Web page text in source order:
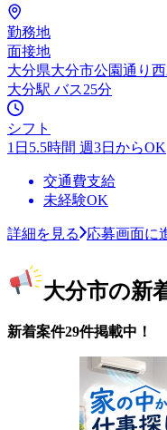
勤務地
面接地
大分県大分市公園通り
大分駅 バス25分
シフト
1日5.5時間 週3日からOK
交通費支給
未経験OK
詳細を見る 応募画面に
大分市の新
新着案件29件掲載中！